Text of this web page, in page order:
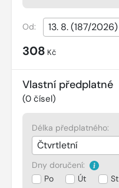
Od:
308 Kč
Vlastní předplatné
(0 čísel)
Délka předplatného:
Dny doručení:
Po
Út St